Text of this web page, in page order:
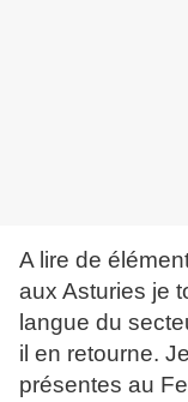
A lire de
aux Asturies je
langue du
il en retourne.
présentes au